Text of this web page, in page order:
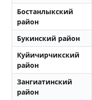
Бостанлыкский
район
Букинский район
Куйичирчикский
район
Зангиатинский
район